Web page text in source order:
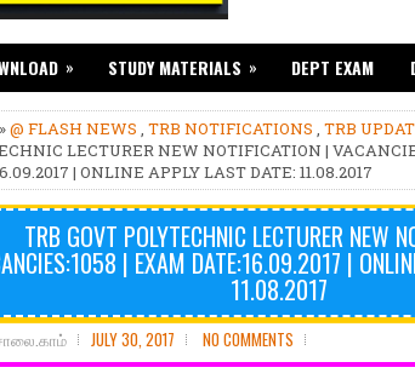
» STUDY MATERIALS » DEPT EXAM
»@ FLASH NEWS , TRB NOTIFICATIONS , TRB
LECTURER NEW NOTIFICATION |
| ONLINE APPLY LAST DATE: 11.08.2017
TRB GOVT POLYTECHNIC LECTURER NEW
| EXAM DATE:16.09.2017 |
11.08.2017
JULY 30, 2017 NO COMMENTS